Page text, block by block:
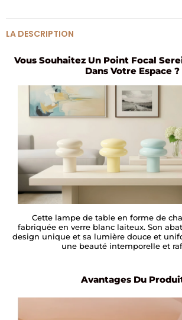
LA DESCRIPTION
Vous Souhaitez Un Point Focal
Dans Votre Espace ?
Cette lampe de table en forme de
fabriquée en verre blanc laiteux. Son
design unique et sa lumière douce et
une beauté intemporelle et
Avantages Du